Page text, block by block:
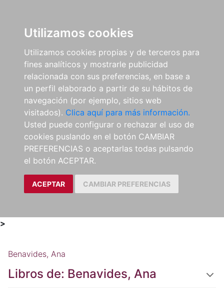
Utilizamos cookies
Utilizamos cookies propias y de terceros para
fines analíticos y mostrarle publicidad
relacionada con sus preferencias, en base a
un perfil elaborado a partir de su hábitos de
navegación (por ejemplo, sitios web
visitados). Clica aquí para más información.
Usted puede configurar o rechazar el uso de
cookies puslando en el botón CAMBIAR
PREFERENCIAS o aceptarlas todas pulsando
el botón ACEPTAR.
ACEPTAR CAMBIAR PREFERENCIAS
>
Benavides, Ana
Libros de: Benavides, Ana